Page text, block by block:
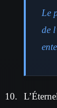
Le
de